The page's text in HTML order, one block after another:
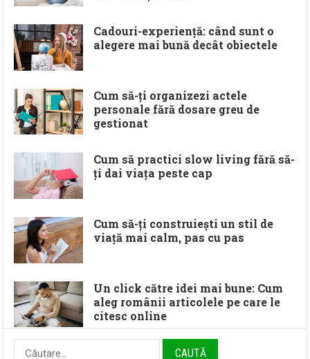
Cadouri-experiență: când sunt o
alegere mai bună decât obiectele
Cum să-ți organizezi actele
personale fără dosare greu de
gestionat
Cum să practici slow living fără să-
ți dai viața peste cap
Cum să-ți construiești un stil de
viață mai calm, pas cu pas
Un click către idei mai bune: Cum
aleg românii articolele pe care le
citesc online
Caută